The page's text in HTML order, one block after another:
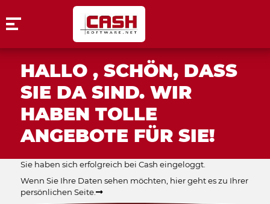
HALLO , SCHÖN, DASS
SIE DA SIND. WIR
HABEN TOLLE
ANGEBOTE FÜR SIE!
Sie haben sich erfolgreich bei Cash eingeloggt.
Wenn Sie Ihre Daten sehen möchten, hier geht es zu Ihrer
persönlichen Seite.